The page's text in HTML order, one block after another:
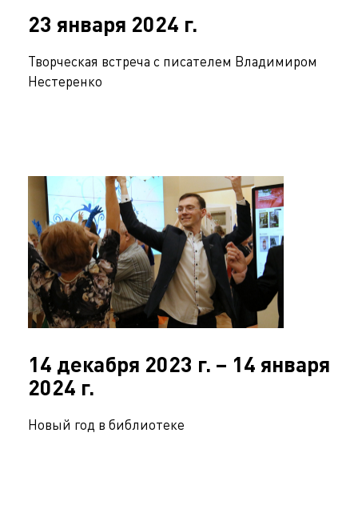
23 января 2024 г.
Творческая встреча с писателем Владимиром
Нестеренко
14 декабря 2023 г. – 14 января
2024 г.
Новый год в библиотеке